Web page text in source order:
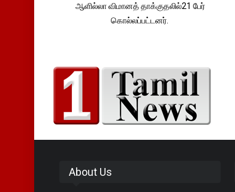
ஆளில்லா விமானத் தாக்குதலில்21 பேர்
கொல்லப்பட்டனர்.
About Us